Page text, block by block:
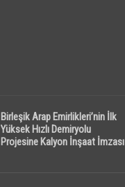
Birleşik Arap Emirlikleri’nin İlk
Yüksek Hızlı Demiryolu
Projesine Kalyon İnşaat İmzası